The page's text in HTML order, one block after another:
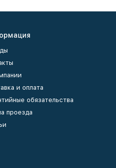
и оплата
обязательства
проезда